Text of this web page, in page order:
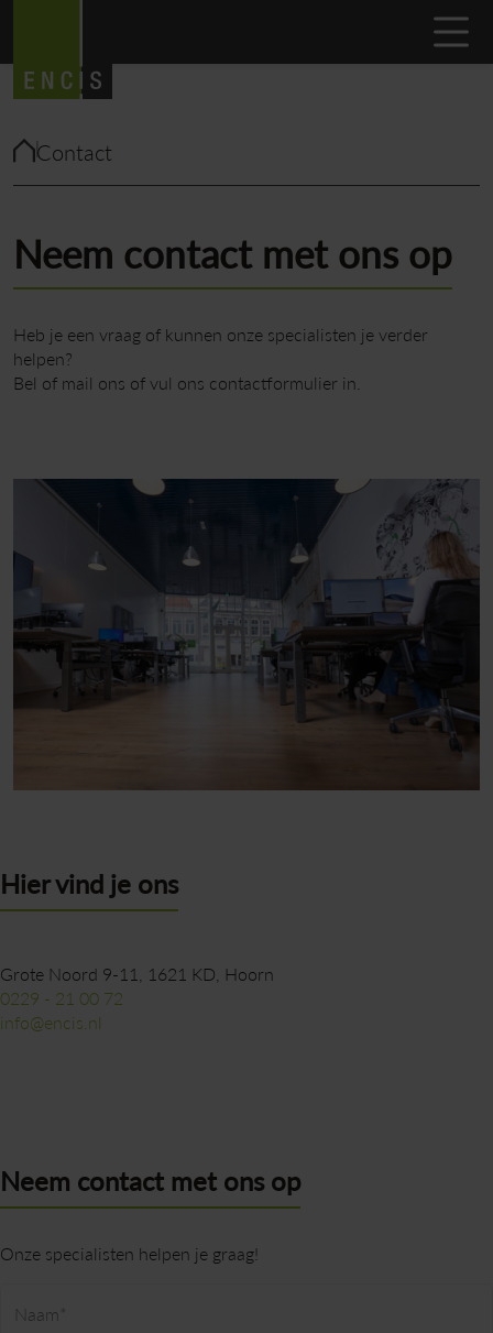
Contact
Neem contact met ons op
Heb je een vraag of kunnen onze specialisten je verder
helpen?
Bel of mail ons of vul ons contactformulier in.
Hier vind je ons
Grote Noord 9-11 1621 KD Hoorn
0229 - 21 00 72
info@encis.nl
Neem contact met ons op
Onze specialisten helpen je graag!
Naam*